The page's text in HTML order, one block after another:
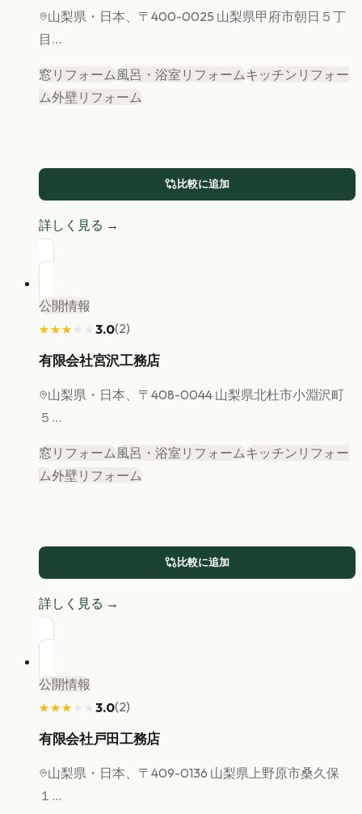
山梨県 ・日本、〒400-0025 山梨県甲府市朝日５丁
目...
窓リフォーム風呂・浴室リフォームキッチンリフォー
ム外壁リフォーム
比較に追加
詳しく見る →
公開情報
★★★★★
★★★★★ 3.0(2)
有限会社宮沢工務店
山梨県 ・日本、〒408-0044 山梨県北杜市小淵沢町
５...
窓リフォーム風呂・浴室リフォームキッチンリフォー
ム外壁リフォーム
比較に追加
詳しく見る →
公開情報
★★★★★
★★★★★ 3.0(2)
有限会社戸田工務店
山梨県 ・日本、〒409-0136 山梨県上野原市桑久保
１...